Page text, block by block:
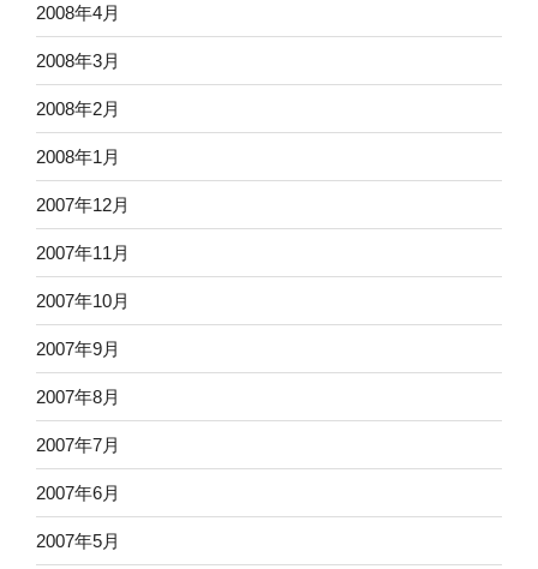
2008年4月
2008年3月
2008年2月
2008年1月
2007年12月
2007年11月
2007年10月
2007年9月
2007年8月
2007年7月
2007年6月
2007年5月